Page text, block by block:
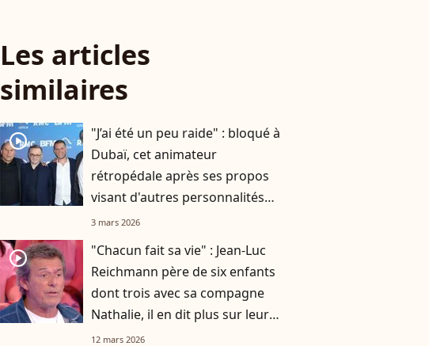
Les articles
similaires
player2
"J’ai été un peu raide" : bloqué à
Dubaï, cet animateur
rétropédale après ses propos
visant d'autres personnalités
présentes aux Émirats arabes
3 mars 2026
player2
"Chacun fait sa vie" : Jean-Luc
Reichmann père de six enfants
dont trois avec sa compagne
Nathalie, il en dit plus sur leurs
métiers
12 mars 2026